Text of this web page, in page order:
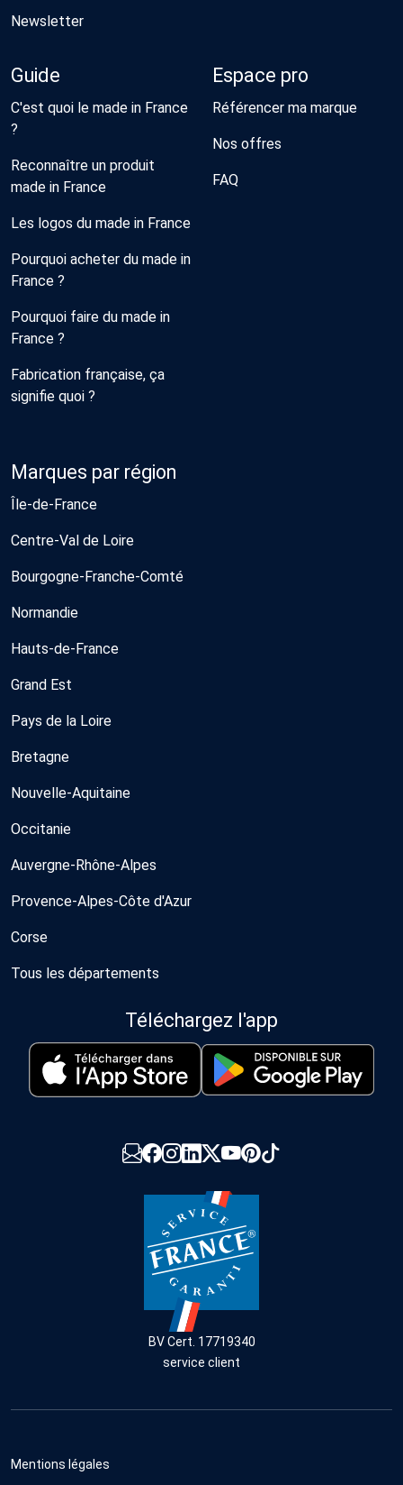
Newsletter
Guide
C'est quoi le made in France
?
Reconnaître un produit
made in France
Les logos du made in France
Pourquoi acheter du made in
France ?
Pourquoi faire du made in
France ?
Fabrication française, ça
signifie quoi ?
Espace pro
Référencer ma marque
Nos offres
FAQ
Marques par région
Île-de-France
Centre-Val de Loire
Bourgogne-Franche-Comté
Normandie
Hauts-de-France
Grand Est
Pays de la Loire
Bretagne
Nouvelle-Aquitaine
Occitanie
Auvergne-Rhône-Alpes
Provence-Alpes-Côte d'Azur
Corse
Tous les départements
Téléchargez l'app
BV Cert. 17719340
service client
Mentions légales